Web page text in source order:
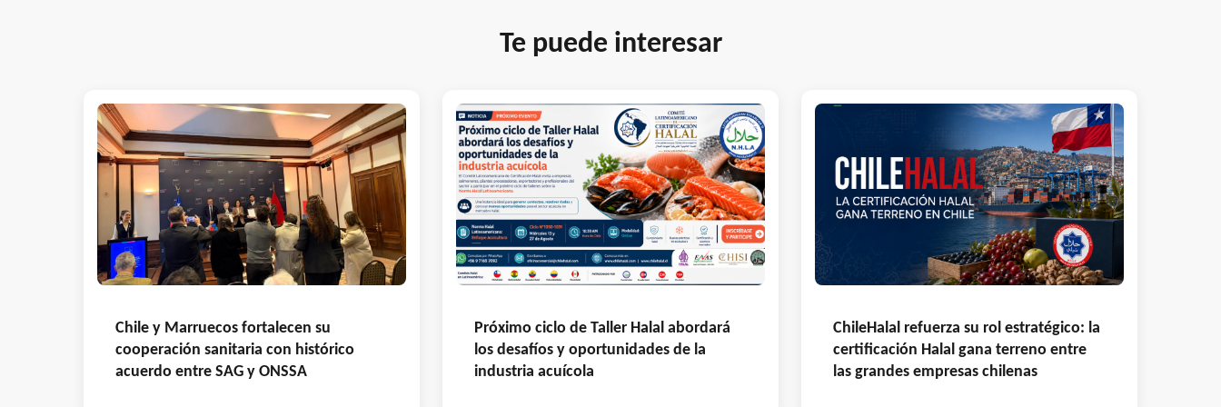
Te puede interesar
Chile y Marruecos fortalecen su
cooperación sanitaria con histórico
acuerdo entre SAG y ONSSA
Próximo ciclo de Taller Halal abordará
los desafíos y oportunidades de la
industria acuícola
ChileHalal refuerza su rol estratégico: la
certificación Halal gana terreno entre
las grandes empresas chilenas